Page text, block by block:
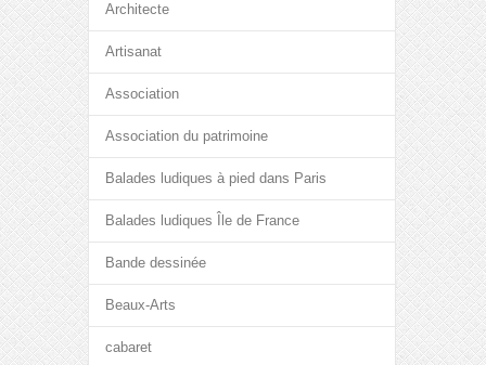
Architecte
Artisanat
Association
Association du patrimoine
Balades ludiques à pied dans Paris
Balades ludiques Île de France
Bande dessinée
Beaux-Arts
cabaret